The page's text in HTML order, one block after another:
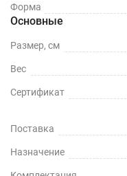
СТОЛЕШНИЦЫ
РАБОЧИЙ СТОЛ
ДЕТСКИЙ СТОЛ
Форма
Основные
Размер, см
Вес
Сертификат
Поставка
Назначение